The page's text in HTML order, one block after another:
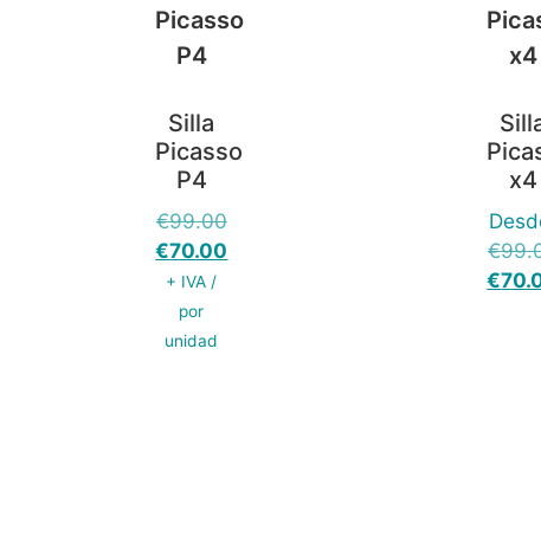
Silla
Picasso
P4
€99.00
€70.00
+ IVA /
por
unidad
x4
€
€